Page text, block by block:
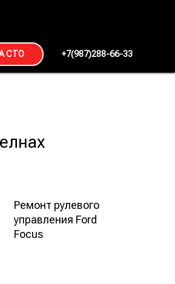
СТО +7(987)288-66-33
Ремонт рулевого
управления Ford
Focus